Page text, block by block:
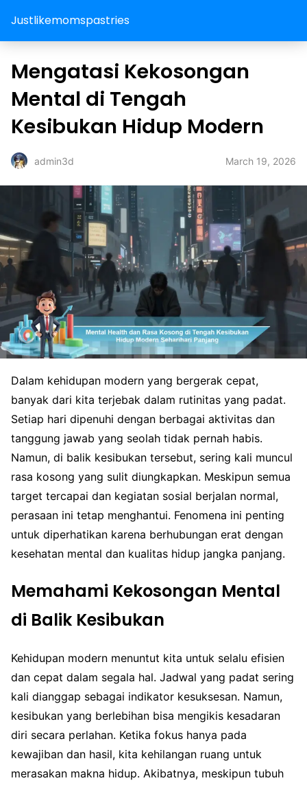
Justlikemomspastries
Mengatasi Kekosongan
Mental di Tengah
Kesibukan Hidup Modern
admin3d March 19, 2026
Dalam kehidupan modern yang bergerak cepat,
banyak dari kita terjebak dalam rutinitas yang padat.
Setiap hari dipenuhi dengan berbagai aktivitas dan
tanggung jawab yang seolah tidak pernah habis.
Namun, di balik kesibukan tersebut, sering kali muncul
rasa kosong yang sulit diungkapkan. Meskipun semua
target tercapai dan kegiatan sosial berjalan normal,
perasaan ini tetap menghantui. Fenomena ini penting
untuk diperhatikan karena berhubungan erat dengan
kesehatan mental dan kualitas hidup jangka panjang.
Memahami Kekosongan Mental
di Balik Kesibukan
Kehidupan modern menuntut kita untuk selalu efisien
dan cepat dalam segala hal. Jadwal yang padat sering
kali dianggap sebagai indikator kesuksesan. Namun,
kesibukan yang berlebihan bisa mengikis kesadaran
diri secara perlahan. Ketika fokus hanya pada
kewajiban dan hasil, kita kehilangan ruang untuk
merasakan makna hidup. Akibatnya, meskipun tubuh